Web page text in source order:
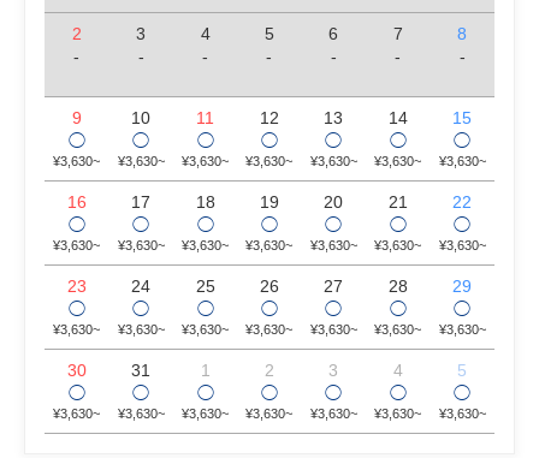
2
-
3
-
4
-
5
-
6
-
7
-
8
-
9
◯
¥3,630~
10
◯
¥3,630~
11
◯
¥3,630~
12
◯
¥3,630~
13
◯
¥3,630~
14
◯
¥3,630~
15
◯
¥3,630~
16
◯
¥3,630~
17
◯
¥3,630~
18
◯
¥3,630~
19
◯
¥3,630~
20
◯
¥3,630~
21
◯
¥3,630~
22
◯
¥3,630~
23
◯
¥3,630~
24
◯
¥3,630~
25
◯
¥3,630~
26
◯
¥3,630~
27
◯
¥3,630~
28
◯
¥3,630~
29
◯
¥3,630~
30
◯
¥3,630~
31
◯
¥3,630~
1
◯
¥3,630~
2
◯
¥3,630~
3
◯
¥3,630~
4
◯
¥3,630~
5
◯
¥3,630~